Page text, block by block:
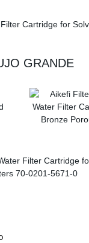
GRANDE